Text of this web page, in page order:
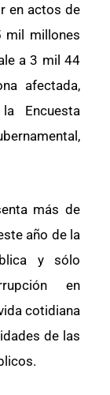
en actos de
mil millones
a 3 mil 44
afectada,
Encuesta
más de
año de la
y sólo
en
cotidiana
de las